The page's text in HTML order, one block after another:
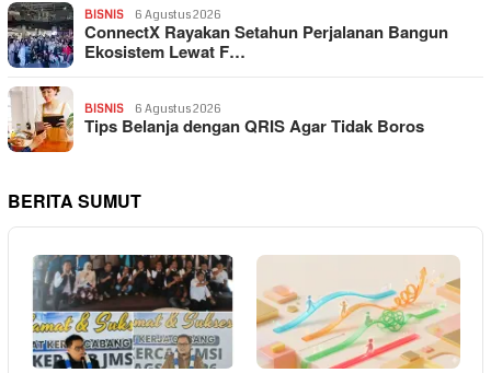
BISNIS 6 Agustus 2026
ConnectX Rayakan Setahun Perjalanan Bangun
Ekosistem Lewat F…
BISNIS 6 Agustus 2026
Tips Belanja dengan QRIS Agar Tidak Boros
BERITA SUMUT